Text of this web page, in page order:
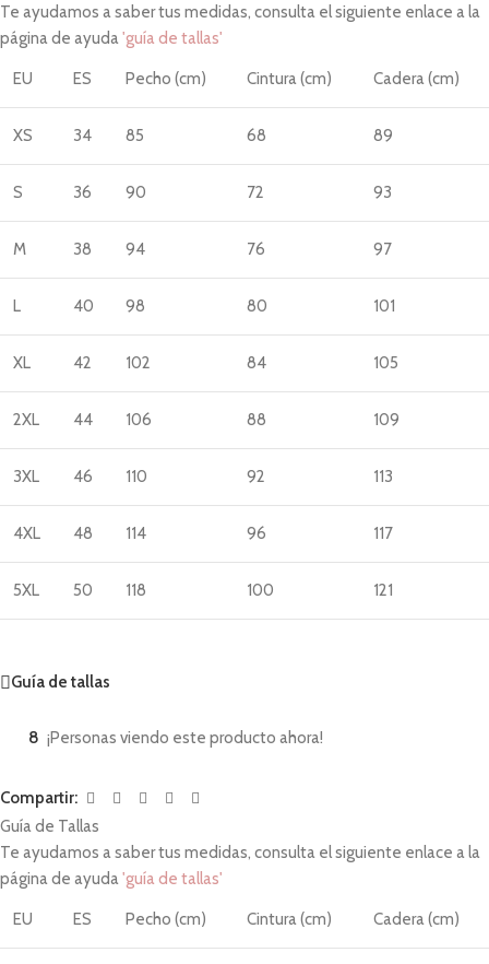
Te ayudamos a saber tus medidas, consulta el siguiente enlace a la
página de ayuda'guía de tallas'
EU ES Pecho (cm) Cintura (cm) Cadera (cm)
XS 34 85 68 89
S 36 90 72 93
M 38 94 76 97
L 40 98 80 101
XL 42 102 84 105
2XL 44 106 88 109
3XL 46 110 92 113
4XL 48 114 96 117
5XL 50 118 100 121
Guía de tallas
8 ¡Personas viendo este producto ahora!
Compartir:
Guía de Tallas
Te ayudamos a saber tus medidas, consulta el siguiente enlace a la
página de ayuda'guía de tallas'
EU ES Pecho (cm) Cintura (cm) Cadera (cm)